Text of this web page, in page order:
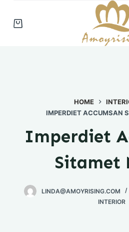
k
HOME
IMPERDIET ACCUMSAN
Imperdiet
Sitamet
LINDA@AMOYRISING.COM
INTERIOR